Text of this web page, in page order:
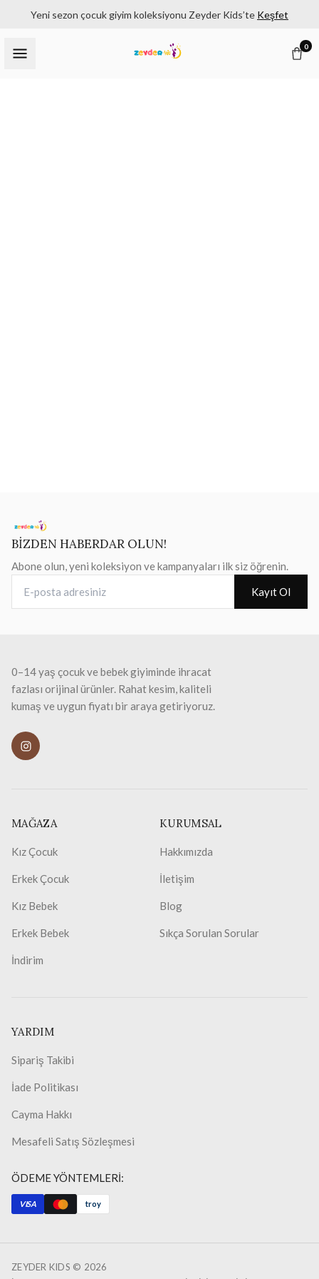
Yeni sezon çocuk giyim koleksiyonu Zeyder Kids’te Keşfet
0
BİZDEN HABERDAR OLUN!
Abone olun, yeni koleksiyon ve kampanyaları ilk siz öğrenin.
Kayıt Ol
0–14 yaş çocuk ve bebek giyiminde ihracat
fazlası orijinal ürünler. Rahat kesim, kaliteli
kumaş ve uygun fiyatı bir araya getiriyoruz.
MAĞAZA
Kız Çocuk
Erkek Çocuk
Kız Bebek
Erkek Bebek
İndirim
KURUMSAL
Hakkımızda
İletişim
Blog
Sıkça Sorulan Sorular
YARDIM
Sipariş Takibi
İade Politikası
Cayma Hakkı
Mesafeli Satış Sözleşmesi
ÖDEME YÖNTEMLERİ:
VISA troy
ZEYDER KIDS © 2026